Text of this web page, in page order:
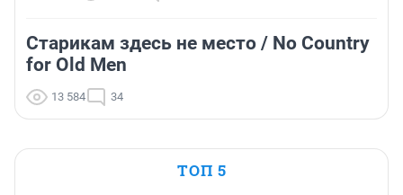
Старикам здесь не место / No Country
for Old Men
13 584 34
ТОП 5